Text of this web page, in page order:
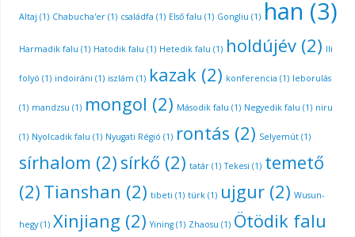
Altaj (1) Chabucha'er(1) családfa (1) Első falu (1) Gongliu (1) han (3)
Harmadik falu (1) Hatodik falu (1) Hetedik falu (1) holdújév(2) Ili
folyó (1) indoiráni (1) iszlám (1) kazak (2) konferencia (1) leborulás
(1) mandzsu (1) mongol (2) Második falu (1) Negyedik falu (1) niru
(1) Nyolcadik falu (1) Nyugati Régió (1) rontás (2) Selyemút(1)
sírhalom (2) sírkő (2) tatár(1) Tekesi (1) temető
(2) Tianshan (2) tibeti (1) türk(1) ujgur(2) Wusun-
hegy(1) Xinjiang (2) Yining(1) Zhaosu (1) Ötödik falu